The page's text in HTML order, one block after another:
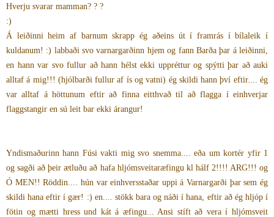
Hverju svarar mamman? ? ?
:)
Á leiðinni heim af barnum skrapp ég aðeins út í framrás í bílaleik í
kuldanum! :) labbaði svo varnargarðinn hjem og fann Barða þar á leiðinni,
en hann var svo fullur að hann hélst ekki uppréttur og spýtti þar að auki
alltaf á mig!!! (hjólbarði fullur af ís og vatni) ég skildi hann því eftir.... ég
var alltaf á höttunum eftir að finna eitthvað til að flagga í einhverjar
flaggstangir en sú leit bar ekki árangur!
Yndismaðurinn hann Fúsi vakti mig svo snemma.... eða um kortér yfir 1
og sagði að þeir ætluðu að hafa hljómsveitaræfingu kl hálf 2!!!! ARG!!! og
Ó MEN!! Röddin.... hún var einhversstaðar uppi á Varnargarði þar sem ég
skildi hana eftir í gær! :) en.... stökk bara og náði í hana, eftir að ég hljóp í
fötin og mætti hress und kát á æfingu... Ansi stíft að vera í hljómsveit